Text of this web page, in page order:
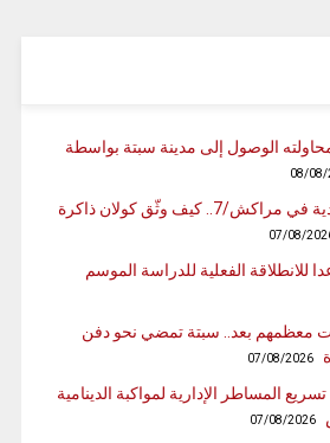
الوصول إلى مدينة سبتة بواسطة
08/08/
معجم الحرف التقليدية في مراكش/7.. كيف وثّق كولان ذاكرة
07/08/
موعدا للانطلاقة الفعلية للدراسة الموسم
معظمهم بعد.. سبتة تمضي نحو دفن
07/08/2026
المساطر الإدارية لمواكبة الدينامية
07/08/2026